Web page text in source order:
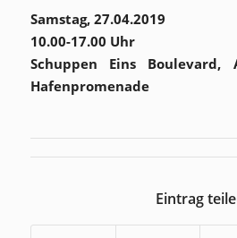
Samstag, 27.04.2019
10.00-17.00 Uhr
Schuppen Eins Boulevard,
Hafenpromenade
Eintrag